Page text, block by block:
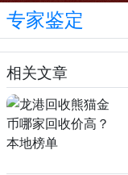
专家鉴定
相关文章